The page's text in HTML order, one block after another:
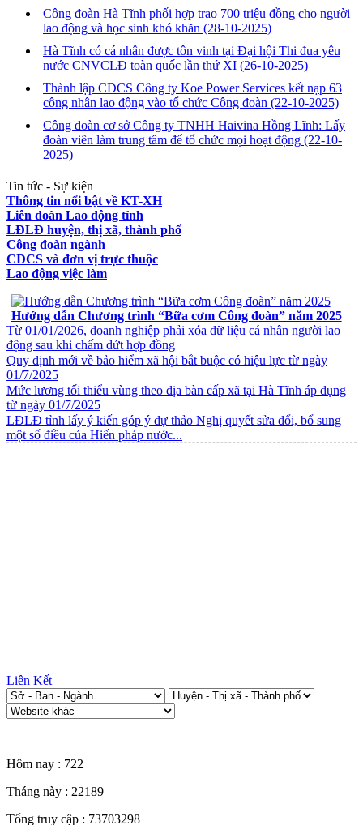
Công đoàn Hà Tĩnh phối hợp trao 700 triệu đồng cho người
lao động và học sinh khó khăn (28-10-2025)
Hà Tĩnh có cá nhân được tôn vinh tại Đại hội Thi đua yêu
nước CNVCLĐ toàn quốc lần thứ XI (26-10-2025)
Thành lập CĐCS Công ty Koe Power Services kết nạp 63
công nhân lao động vào tổ chức Công đoàn (22-10-2025)
Công đoàn cơ sở Công ty TNHH Haivina Hồng Lĩnh: Lấy
đoàn viên làm trung tâm để tổ chức mọi hoạt động (22-10-
2025)
Tin tức - Sự kiện
Thông tin nổi bật về KT-XH
Liên đoàn Lao động tỉnh
LĐLĐ huyện, thị xã, thành phố
Công đoàn ngành
CĐCS và đơn vị trực thuộc
Lao động việc làm
Hướng dẫn Chương trình “Bữa cơm Công đoàn” năm 2025
Từ 01/01/2026, doanh nghiệp phải xóa dữ liệu cá nhân người lao
động sau khi chấm dứt hợp đồng
Quy định mới về bảo hiểm xã hội bắt buộc có hiệu lực từ ngày
01/7/2025
Mức lương tối thiểu vùng theo địa bàn cấp xã tại Hà Tĩnh áp dụng
từ ngày 01/7/2025
LĐLĐ tỉnh lấy ý kiến góp ý dự thảo Nghị quyết sửa đổi, bổ sung
một số điều của Hiến pháp nước...
Liên Kết
Hôm nay : 722
Tháng này : 22189
Tổng truy cập : 73703298